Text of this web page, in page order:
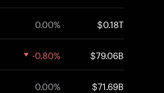
0.00% $0.18T
-0.80% $79.06B
0.00% $71.69B